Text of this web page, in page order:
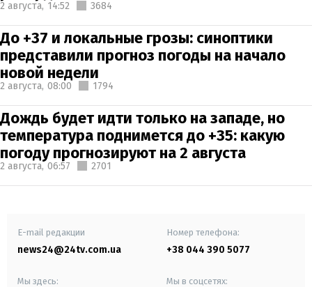
2 августа, 14:52 3684
До +37 и локальные грозы: синоптики
представили прогноз погоды на начало
новой недели
2 августа, 08:00 1794
Дождь будет идти только на западе, но
температура поднимется до +35: какую
погоду прогнозируют на 2 августа
2 августа, 06:57 2701
E-mail редакции
news24@24tv.com.ua
Номер телефона:
+38 044 390 5077
Мы здесь: Мы в соцсетях: